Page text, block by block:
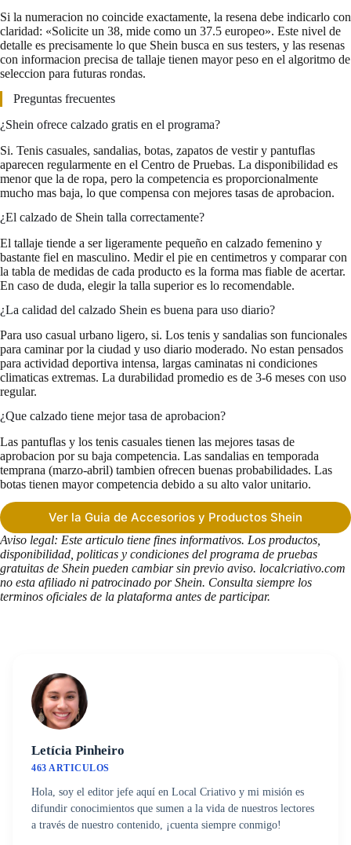
Si la numeracion no coincide exactamente, la resena debe indicarlo con
claridad: «Solicite un 38, mide como un 37.5 europeo». Este nivel de
detalle es precisamente lo que Shein busca en sus testers, y las resenas
con informacion precisa de tallaje tienen mayor peso en el algoritmo de
seleccion para futuras rondas.
Preguntas frecuentes
¿Shein ofrece calzado gratis en el programa?
Si. Tenis casuales, sandalias, botas, zapatos de vestir y pantuflas
aparecen regularmente en el Centro de Pruebas. La disponibilidad es
menor que la de ropa, pero la competencia es proporcionalmente
mucho mas baja, lo que compensa con mejores tasas de aprobacion.
¿El calzado de Shein talla correctamente?
El tallaje tiende a ser ligeramente pequeño en calzado femenino y
bastante fiel en masculino. Medir el pie en centimetros y comparar con
la tabla de medidas de cada producto es la forma mas fiable de acertar.
En caso de duda, elegir la talla superior es lo recomendable.
¿La calidad del calzado Shein es buena para uso diario?
Para uso casual urbano ligero, si. Los tenis y sandalias son funcionales
para caminar por la ciudad y uso diario moderado. No estan pensados
para actividad deportiva intensa, largas caminatas ni condiciones
climaticas extremas. La durabilidad promedio es de 3-6 meses con uso
regular.
¿Que calzado tiene mejor tasa de aprobacion?
Las pantuflas y los tenis casuales tienen las mejores tasas de
aprobacion por su baja competencia. Las sandalias en temporada
temprana (marzo-abril) tambien ofrecen buenas probabilidades. Las
botas tienen mayor competencia debido a su alto valor unitario.
Ver la Guia de Accesorios y Productos Shein
Aviso legal: Este articulo tiene fines informativos. Los productos,
disponibilidad, politicas y condiciones del programa de pruebas
gratuitas de Shein pueden cambiar sin previo aviso. localcriativo.com
no esta afiliado ni patrocinado por Shein. Consulta siempre los
terminos oficiales de la plataforma antes de participar.
Letícia Pinheiro
463 ARTICULOS
Hola, soy el editor jefe aquí en Local Criativo y mi misión es
difundir conocimientos que sumen a la vida de nuestros lectores
a través de nuestro contenido, ¡cuenta siempre conmigo!